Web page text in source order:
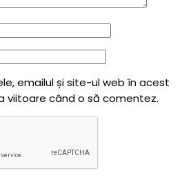
emailul și site-ul web în acest
viitoare când o să comentez.